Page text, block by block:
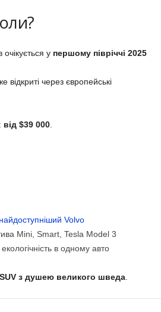
у першому півріччі 2025
через європейські
від $39 000
найдоступніший Volvo
Mini, Smart, Tesla Model 3
в одному авто
з душею великого шведа